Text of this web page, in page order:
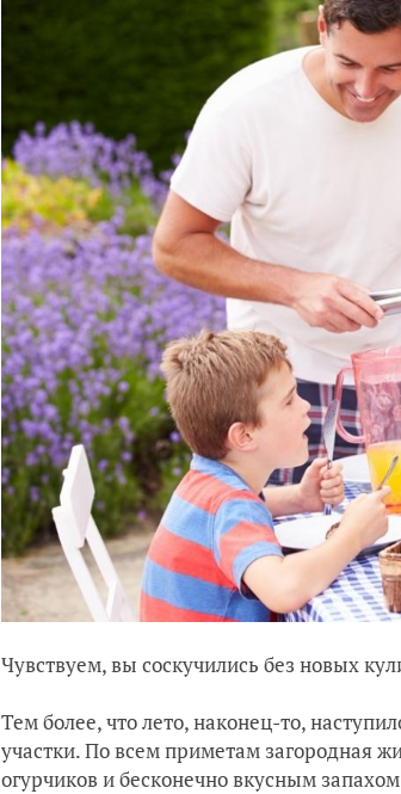
Чувствуем, вы соскучились без новых
Тем более, что лето, наконец-то,
участки. По всем приметам загородная
огурчиков и бесконечно вкусным